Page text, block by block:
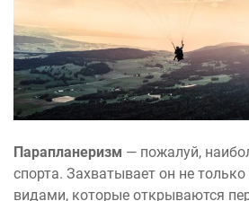
Парапланеризм — пожалуй,
спорта. Захватывает он не
видами, которые открываются